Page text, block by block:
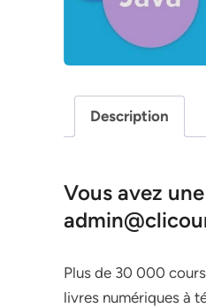
Description
Vous avez
Plus de 30 000
livres numériques à